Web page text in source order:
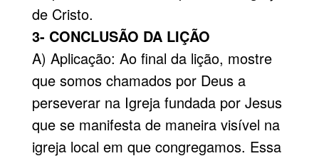
de Cristo.
3- CONCLUSÃO DA LIÇÃO
A) Aplicação: Ao final da lição, mostre
que somos chamados por Deus a
perseverar na Igreja fundada por Jesus
que se manifesta de maneira visível na
igreja local em que congregamos. Essa